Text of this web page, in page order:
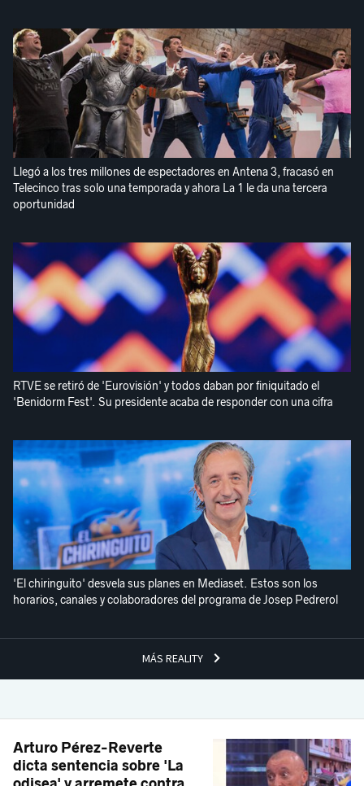
MÁS REALITY
Llegó a los tres millones de espectadores en Antena 3, fracasó en
Telecinco tras solo una temporada y ahora La 1 le da una tercera
oportunidad
RTVE se retiró de 'Eurovisión' y todos daban por finiquitado el
'Benidorm Fest'. Su presidente acaba de responder con una cifra
'El chiringuito' desvela sus planes en Mediaset. Estos son los
horarios, canales y colaboradores del programa de Josep Pedrerol
Arturo Pérez-Reverte
dicta sentencia sobre 'La